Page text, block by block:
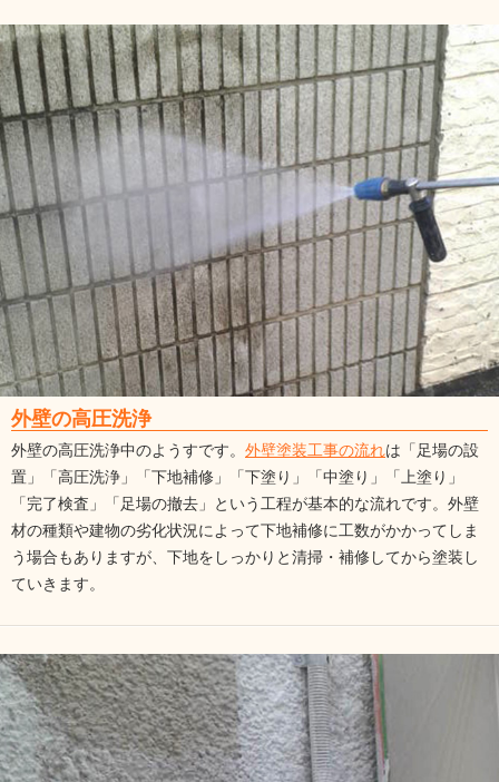
外壁の高圧洗浄
外壁の高圧洗浄中のようすです。 外壁塗装工事の流れは「足場の設
置」「高圧洗浄」「下地補修」「下塗り」「中塗り」「上塗り」
「完了検査」「足場の撤去」という工程が基本的な流れです。外壁
材の種類や建物の劣化状況によって下地補修に工数がかかってしま
う場合もありますが、下地をしっかりと清掃・補修してから塗装し
ていきます。